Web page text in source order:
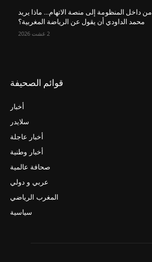
من داخل المنظومة إلى منصة الاتهام… ماذا يريد
محمد الداودي أن يقول عن الرياضة المغربية؟
2 غشت 2026
قوائم الصحيفة
أخبار
سلايدر
أخبار عاجلة
أخبار وطنية
صحافة عالمية
عربي و دولي
المغرب الرياضي
سياسية